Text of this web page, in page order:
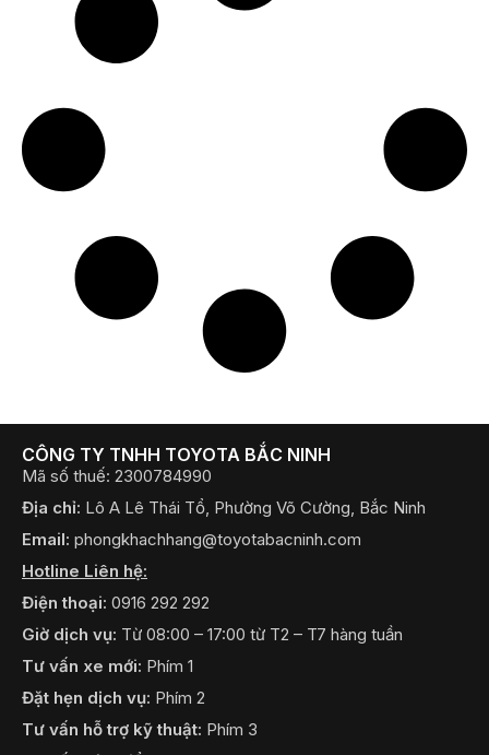
Tư vấn xe mới:
Phím 1
Đặt hẹn dịch vụ:
Tư vấn bảo hiểm:
Tiếp nhận phản hồi:
Giá xe Toyota Cross 2023
Giá xe Vios 2023
Giá xe Toyota Veloz 2023
Giá xe Camry 2023